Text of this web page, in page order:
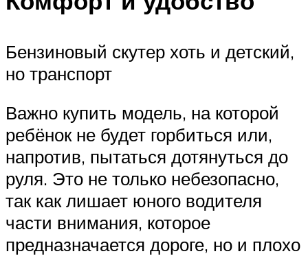
Бензиновый скутер хоть и детский,
но транспорт
Важно купить модель, на которой
ребёнок не будет горбиться или,
напротив, пытаться дотянуться до
руля. Это не только небезопасно,
так как лишает юного водителя
части внимания, которое
предназначается дороге, но и плохо